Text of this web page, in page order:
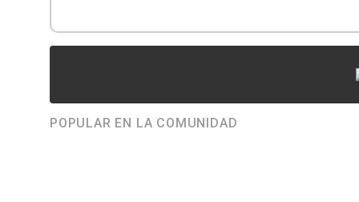
POPULAR EN LA COMUNIDAD